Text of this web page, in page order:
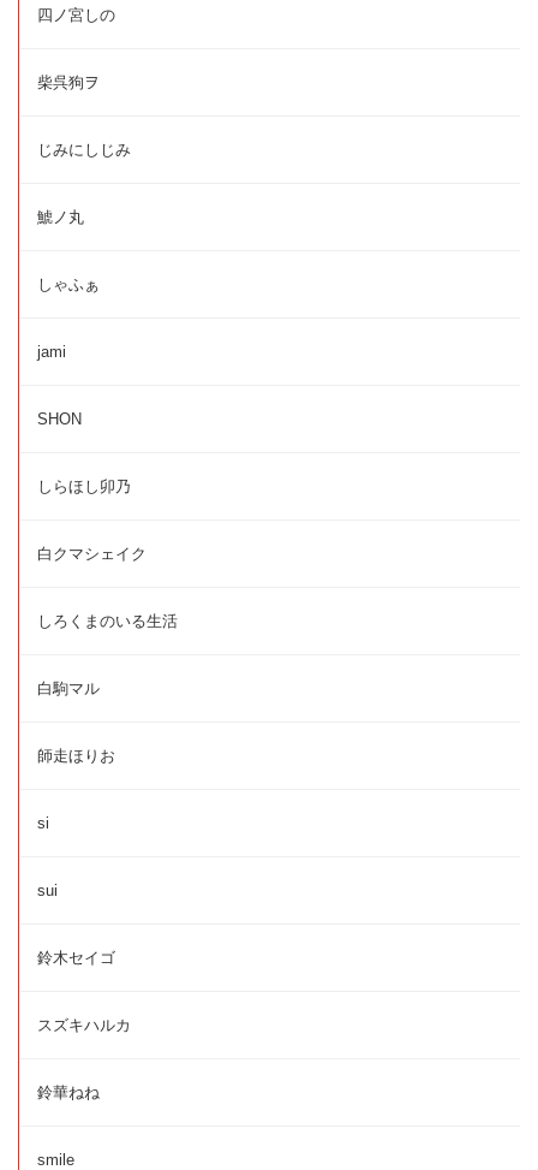
四ノ宮しの
柴呉狗ヲ
じみにしじみ
鯱ノ丸
しゃふぁ
jami
SHON
しらほし卯乃
白クマシェイク
しろくまのいる生活
白駒マル
師走ほりお
si
sui
鈴木セイゴ
スズキハルカ
鈴華ねね
smile